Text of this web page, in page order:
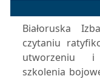
Białoruska
czytaniu
utworzeniu i
szkolenia